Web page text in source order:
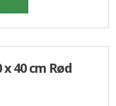
40 cm Rød